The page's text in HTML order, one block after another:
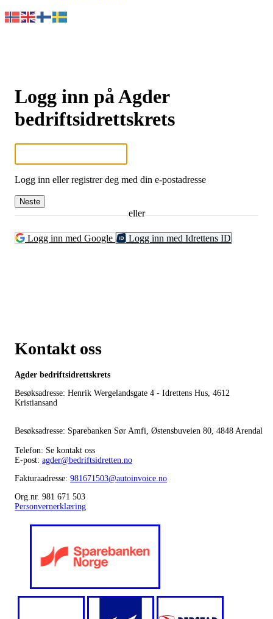
Logg inn på Agder
bedriftsidrettskrets
Logg inn eller registrer deg med din e-postadresse
Neste
eller
Logg inn med Google Logg inn med Idrettens ID
Kontakt oss
Agder bedriftsidrettskrets
Besøksadresse: Henrik Wergelandsgate 4 - Idrettens Hus, 4612
Kristiansand
Besøksadresse: Sparebanken Sør Amfi, Østensbuveien 80, 4848 Arendal
Telefon: Se kontakt oss
E-post: agder@bedriftsidretten.no
Fakturaadresse: 981671503@autoinvoice.no
Org.nr. 981 671 503
Personvernerklæring